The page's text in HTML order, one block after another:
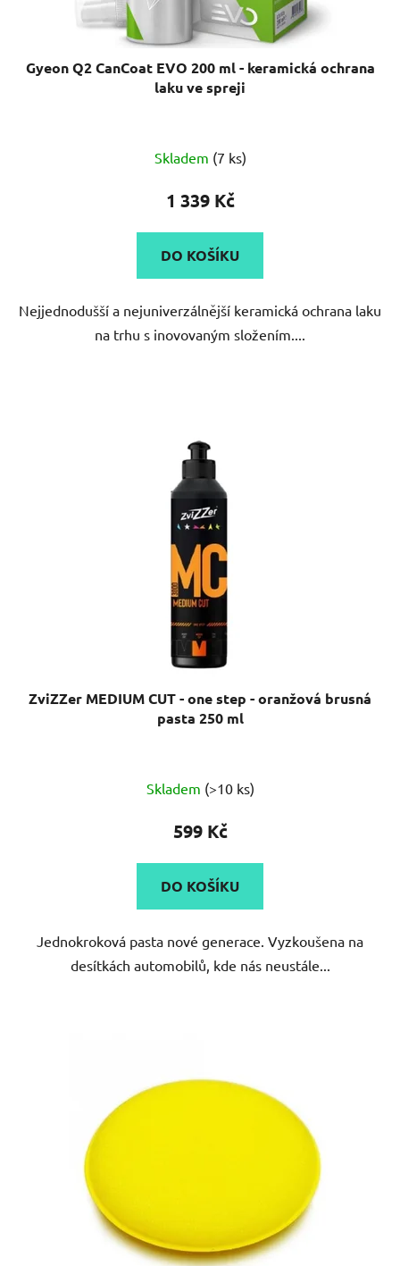
Gyeon Q2 CanCoat EVO 200 ml - keramická ochrana
laku ve spreji
hodnocení
je
5,0
z
5
hvězdiček.
Skladem (7 ks)
1 339 Kč
DO KOŠÍKU
Nejjednodušší a nejuniverzálnější keramická ochrana laku
na trhu s inovovaným složením....
ZviZZer MEDIUM CUT - one step - oranžová brusná
pasta 250 ml
hodnocení
je
5,0
z
5
Skladem (>10 ks)
599 Kč
DO KOŠÍKU
Jednokroková pasta nové generace. Vyzkoušena na
desítkách automobilů, kde nás neustále...